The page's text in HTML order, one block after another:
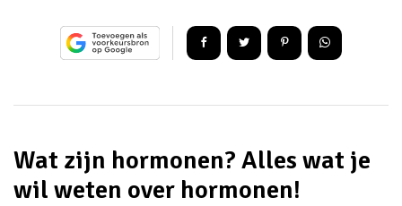
Wat zijn hormonen? Alles wat je
wil weten over hormonen!